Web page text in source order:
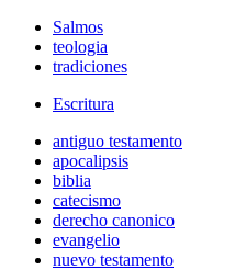
Salmos
teologia
tradiciones
Escritura
antiguo testamento
apocalipsis
biblia
catecismo
derecho canonico
evangelio
nuevo testamento